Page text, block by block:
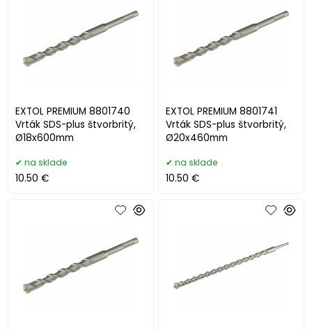
EXTOL PREMIUM 8801740
Vrták SDS-plus štvorbritý,
Ø18x600mm
na sklade
10.50 €
EXTOL PREMIUM 8801741
Vrták SDS-plus štvorbritý,
Ø20x460mm
na sklade
10.50 €